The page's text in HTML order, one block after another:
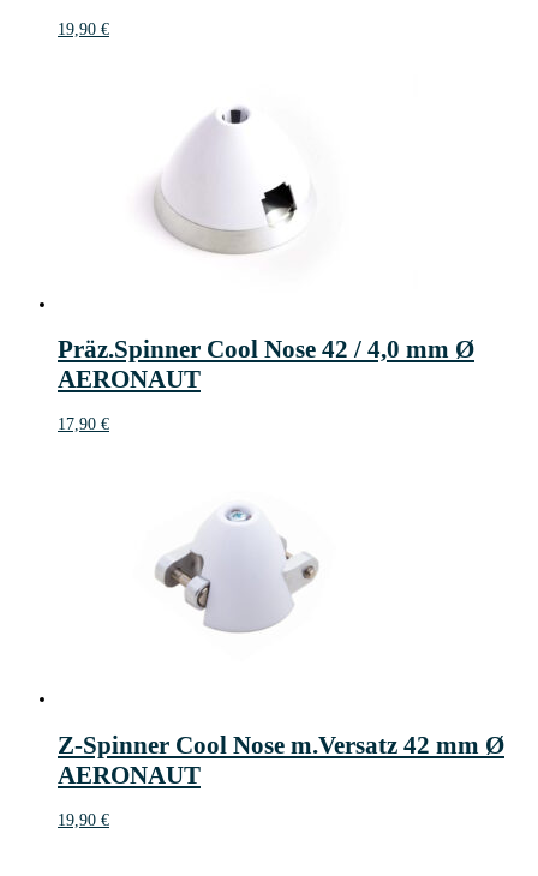
19,90 €
Präz.Spinner Cool Nose 42 / 4,0 mm Ø
AERONAUT
17,90 €
Z-Spinner Cool Nose m.Versatz 42 mm Ø
AERONAUT
19,90 €